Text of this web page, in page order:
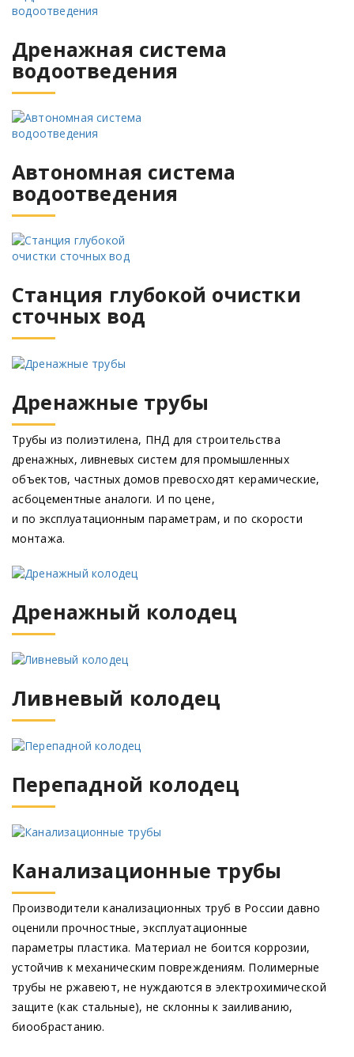
Дренажная система
водоотведения
Автономная система
водоотведения
Станция глубокой очистки
сточных вод
Дренажные трубы
Трубы из полиэтилена, ПНД для строительства
дренажных, ливневых систем для промышленных
объектов, частных домов превосходят керамические,
асбоцементные аналоги. И по цене,
и по эксплуатационным параметрам, и по скорости
монтажа.
Дренажный колодец
Ливневый колодец
Перепадной колодец
Канализационные трубы
Производители канализационных труб в России давно
оценили прочностные, эксплуатационные
параметры пластика. Материал не боится коррозии,
устойчив к механическим повреждениям. Полимерные
трубы не ржавеют, не нуждаются в электрохимической
защите (как стальные), не склонны к заиливанию,
биообрастанию.